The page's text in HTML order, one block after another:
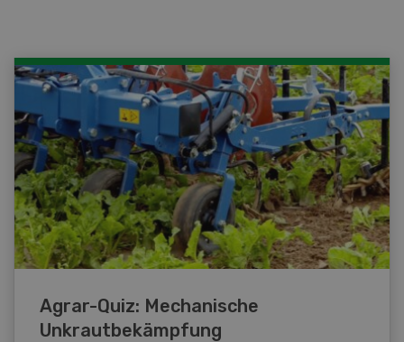
Agrar-Quiz: Mechanische
Unkrautbekämpfung